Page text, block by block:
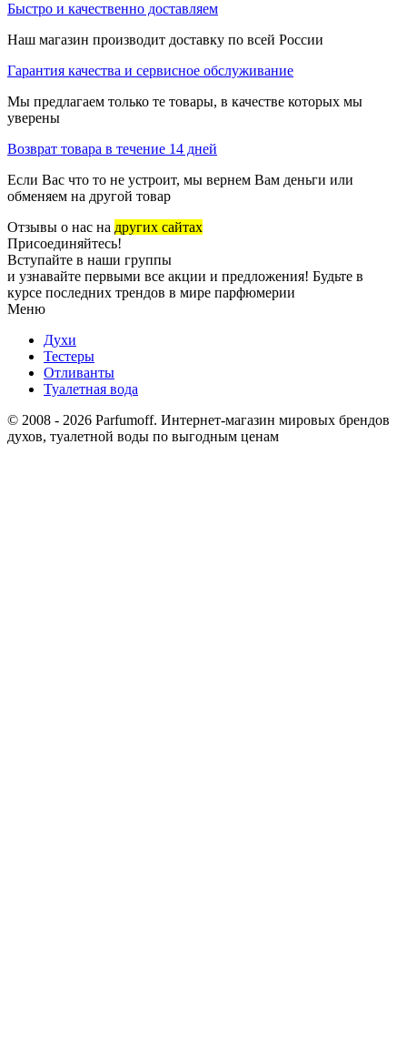
Быстро и качественно доставляем
Наш магазин производит доставку по всей России
Гарантия качества и сервисное обслуживание
Мы предлагаем только те товары, в качестве которых мы
уверены
Возврат товара в течение 14 дней
Если Вас что то не устроит, мы вернем Вам деньги или
обменяем на другой товар
Отзывы о нас на других сайтах
Присоединяйтесь!
Вступайте в наши группы
и узнавайте первыми все акции и предложения! Будьте в
курсе последних трендов в мире парфюмерии
Меню
Духи
Тестеры
Отливанты
Туалетная вода
© 2008 - 2026 Parfumoff. Интернет-магазин мировых брендов
духов, туалетной воды по выгодным ценам